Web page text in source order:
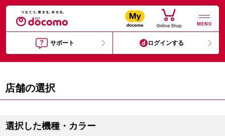
MENU
サポート ログインする
店舗の選択
選択した機種・カラー